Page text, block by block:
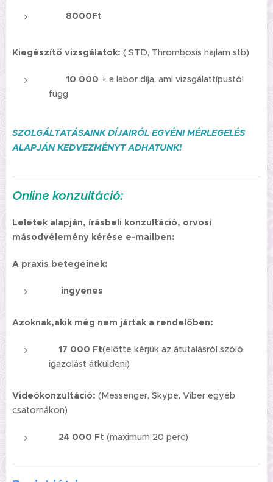
8000Ft
Kiegészítő vizsgálatok: ( STD, Thrombosis hajlam stb)
10 000 + a labor díja, ami vizsgálattípustól
függ
SZOLGÁLTATÁSAINK DÍJAIRÓL EGYÉNI MÉRLEGELÉS
ALAPJÁN KEDVEZMÉNYT ADHATUNK!
Online konzultáció:
Leletek alapján, írásbeli konzultáció, orvosi
másodvélemény kérése e-mailben:
A praxis betegeinek:
ingyenes
Azoknak,akik még nem jártak a rendelőben:
17 000 Ft(előtte kérjük az átutalásról szóló
igazolást átküldeni)
Videókonzultáció: (Messenger, Skype, Viber egyéb
csatornákon)
24 000 Ft (maximum 20 perc)